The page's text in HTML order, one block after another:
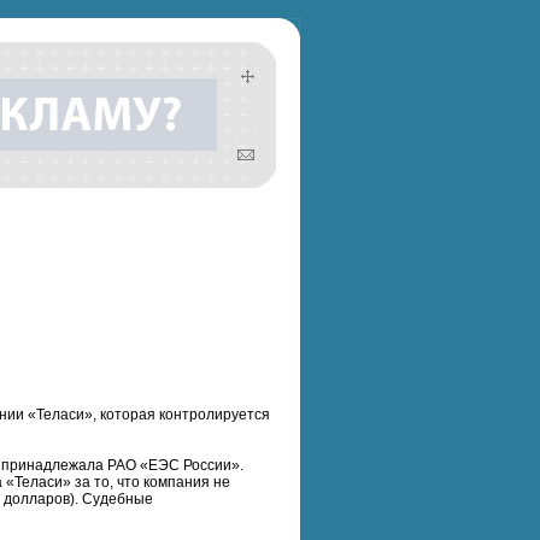
«Теласи», которая контролируется
РАО «ЕЭС России».
за то, что компания не
Судебные